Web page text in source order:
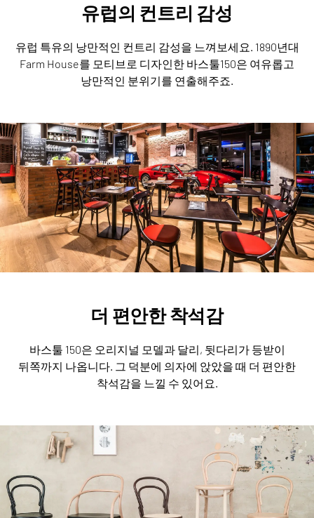
유럽의 컨트리 감성
유럽 특유의 낭만적인 컨트리 감성을 느껴보세요. 1890년대
Farm House를 모티브로 디자인한 바스툴150은 여유롭고
낭만적인 분위기를 연출해주죠.
더 편안한 착석감
바스툴 150은 오리지널 모델과 달리, 뒷다리가 등받이
뒤쪽까지 나옵니다. 그 덕분에 의자에 앉았을 때 더 편안한
착석감을 느낄 수 있어요.